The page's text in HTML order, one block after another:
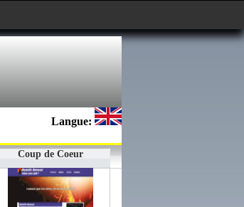
Langue:
Coup de Coeur